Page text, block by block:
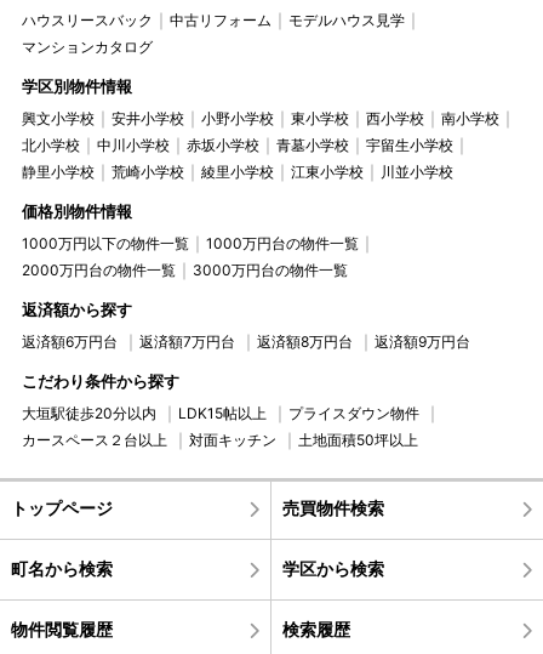
ハウスリースバック 中古リフォーム
モデルハウス見学
マンションカタログ
学区別物件情報
興文小学校 安井小学校 小野小学校 東小学校 西小学校
南小学校
北小学校
中川小学校 赤坂小学校 青墓小学校
宇留生小学校
静里小学校
荒崎小学校 綾里小学校 江東小学校 川並小学校
価格別物件情報
1000万円以下の物件一覧
1000万円台の物件一覧
2000万円台の物件一覧
3000万円台の物件一覧
返済額から探す
返済額6万円台 返済額7万円台 返済額8万円台 返済額9万円台
こだわり条件から探す
大垣駅徒歩20分以内 LDK15帖以上
プライスダウン物件
カースペース２台以上
対面キッチン 土地面積50坪以上
トップページ 売買物件検索
町名から検索 学区から検索
物件閲覧履歴 検索履歴